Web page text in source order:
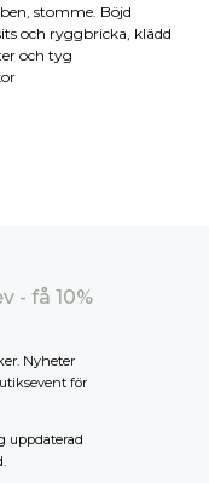
stomme. Böjd
och ryggbricka, klädd
och tyg
- få 10%
Nyheter
för
uppdaterad